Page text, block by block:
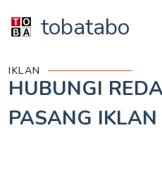
tobatabo
IKLAN
HUBUNGI
PASANG IKLAN